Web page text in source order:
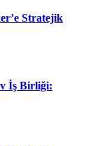
Stratejik
İş Birliği: